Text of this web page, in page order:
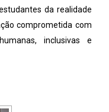
da realidade
comprometida com
inclusivas e